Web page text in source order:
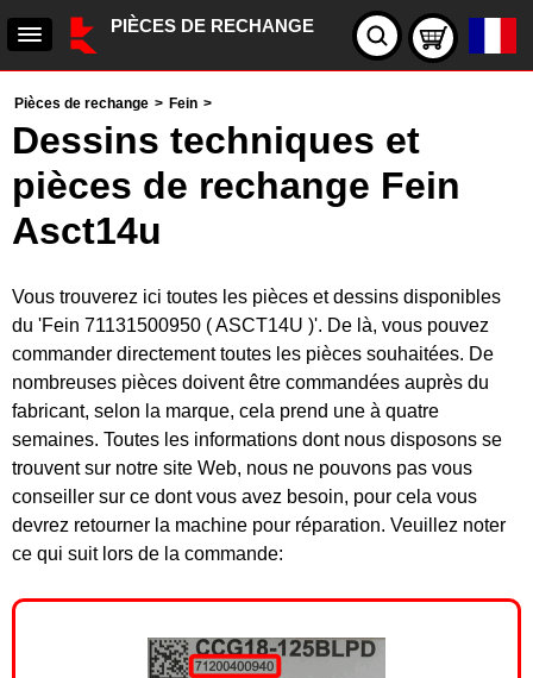
PIÈCES DE RECHANGE
Pièces de rechange > Fein >
Dessins techniques et
pièces de rechange Fein
Asct14u
Vous trouverez ici toutes les pièces et dessins disponibles
du 'Fein 71131500950 ( ASCT14U )'. De là, vous pouvez
commander directement toutes les pièces souhaitées. De
nombreuses pièces doivent être commandées auprès du
fabricant, selon la marque, cela prend une à quatre
semaines. Toutes les informations dont nous disposons se
trouvent sur notre site Web, nous ne pouvons pas vous
conseiller sur ce dont vous avez besoin, pour cela vous
devrez retourner la machine pour réparation. Veuillez noter
ce qui suit lors de la commande: